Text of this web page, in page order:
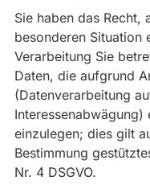
Sie haben das Recht,
besonderen Situation
Verarbeitung Sie
Daten, die aufgrund
(Datenverarbeitung
einzulegen; dies gilt
Bestimmung
Nr. 4 DSGVO.